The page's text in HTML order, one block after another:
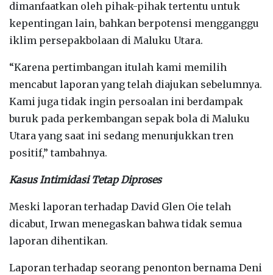
dimanfaatkan oleh pihak-pihak tertentu untuk
kepentingan lain, bahkan berpotensi mengganggu
iklim persepakbolaan di Maluku Utara.
“Karena pertimbangan itulah kami memilih
mencabut laporan yang telah diajukan sebelumnya.
Kami juga tidak ingin persoalan ini berdampak
buruk pada perkembangan sepak bola di Maluku
Utara yang saat ini sedang menunjukkan tren
positif,” tambahnya.
Kasus Intimidasi Tetap Diproses
Meski laporan terhadap David Glen Oie telah
dicabut, Irwan menegaskan bahwa tidak semua
laporan dihentikan.
Laporan terhadap seorang penonton bernama Deni